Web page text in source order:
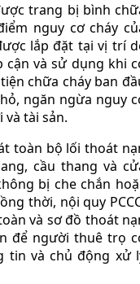
trang bị bình
nguy cơ cháy
lắp đặt tại vị trí
cận và sử dụng khi
chữa cháy ban
ngăn ngừa nguy
tài sản.
toàn bộ lối thoát
cầu thang và
bị che chắn
thời, nội quy
và sơ đồ thoát
để người thuê trọ
tin và chủ động xử